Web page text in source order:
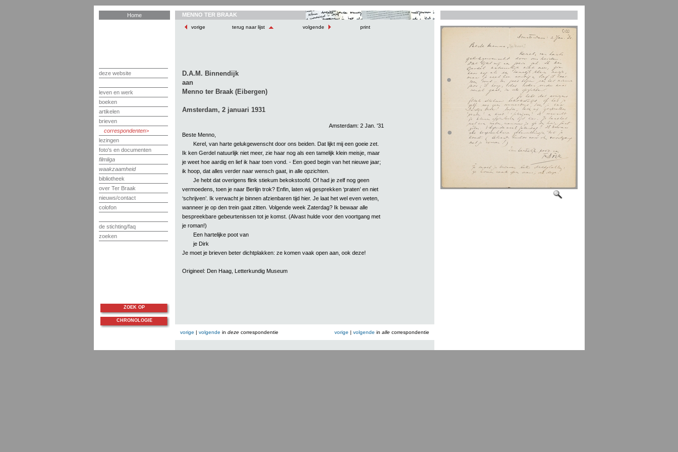
Home
deze website
leven en werk
boeken
artikelen
brieven
correspondenten
lezingen
foto's en documenten
filmliga
waakzaamheid
bibliotheek
over Ter Braak
nieuws/contact
colofon
de stichting/faq
zoeken
MENNO TER BRAAK
vorige terug naar lijst volgende print
D.A.M. Binnendijk
aan
Menno ter Braak (Eibergen)
Amsterdam, 2 januari 1931
Amsterdam: 2 Jan. '31
Beste Menno,
Kerel, van harte gelukgewenscht door ons beiden. Dat lijkt mij een goeie zet.
Ik ken Gerdel natuurlijk niet meer, zie haar nog als een tamelijk klein meisje, maar
je weet hoe aardig en lief ik haar toen vond. - Een goed begin van het nieuwe jaar;
ik hoop, dat alles verder naar wensch gaat, in alle opzichten.
Je hebt dat overigens flink stiekum bekokstoofd. Of had je zelf nog geen
vermoedens, toen je naar Berlijn trok? Enfin, laten wij gesprekken ‘praten’ en niet
‘schrijven’. Ik verwacht je binnen afzienbaren tijd hier. Je laat het wel even weten,
wanneer je op den trein gaat zitten. Volgende week Zaterdag? Ik bewaar alle
bespreekbare gebeurtenissen tot je komst. (Alvast hulde voor den voortgang met
je roman!)
Een hartelijke poot van
je Dirk
Je moet je brieven beter dichtplakken: ze komen vaak open aan, ook deze!
Origineel: Den Haag, Letterkundig Museum
vorige | volgende in dezecorrespondentie vorige | volgende in allecorrespondentie
ZOEK OP
CHRONOLOGIE